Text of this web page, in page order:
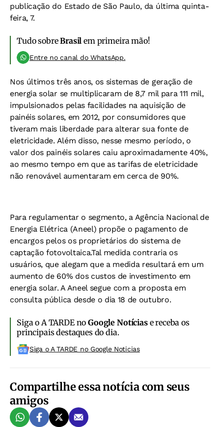
publicação do Estado de São Paulo, da última quinta-
feira, 7.
Tudo sobreBrasil em primeira mão!
Entre no canal do WhatsApp.
Nos últimos três anos, os sistemas de geração de
energia solar se multiplicaram de 8,7 mil para 111 mil,
impulsionados pelas facilidades na aquisição de
painéis solares, em 2012, por consumidores que
tiveram mais liberdade para alterar sua fonte de
eletricidade. Além disso, nesse mesmo período, o
valor dos painéis solares caiu aproximadamente 40%,
ao mesmo tempo em que as tarifas de eletricidade
não renovável aumentaram em cerca de 90%.
Para regulamentar o segmento, a Agência Nacional de
Energia Elétrica (Aneel) propõe o pagamento de
encargos pelos os proprietários do sistema de
captação fotovoltaica.Tal medida contraria os
usuários, que alegam que a medida resultará em um
aumento de 60% dos custos de investimento em
energia solar. A Aneel segue com a proposta em
consulta pública desde o dia 18 de outubro.
Siga o A TARDE noGoogle Notíciase receba os
principais destaques do dia.
Siga o A TARDE no Google Noticias
Compartilhe essa notícia com seus
amigos